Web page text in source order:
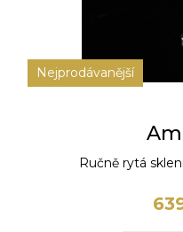
Nejprodávanější
Ručně rytá